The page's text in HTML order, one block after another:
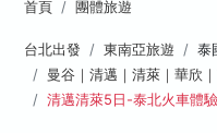
首頁 團體旅遊
台北出發 東南亞旅遊
泰
曼谷｜清邁｜清萊｜華欣
清邁清萊5日-泰北火車體